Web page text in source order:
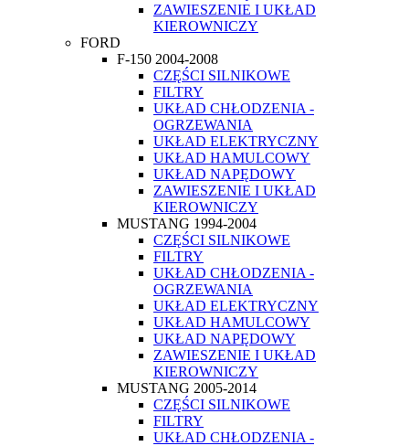
ZAWIESZENIE I UKŁAD
KIEROWNICZY
FORD
F-150 2004-2008
CZĘŚCI SILNIKOWE
FILTRY
UKŁAD CHŁODZENIA -
OGRZEWANIA
UKŁAD ELEKTRYCZNY
UKŁAD HAMULCOWY
UKŁAD NAPĘDOWY
ZAWIESZENIE I UKŁAD
KIEROWNICZY
MUSTANG 1994-2004
CZĘŚCI SILNIKOWE
FILTRY
UKŁAD CHŁODZENIA -
OGRZEWANIA
UKŁAD ELEKTRYCZNY
UKŁAD HAMULCOWY
UKŁAD NAPĘDOWY
ZAWIESZENIE I UKŁAD
KIEROWNICZY
MUSTANG 2005-2014
CZĘŚCI SILNIKOWE
FILTRY
UKŁAD CHŁODZENIA -